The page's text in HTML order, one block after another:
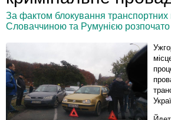
За фактом блокування транспортних
Словаччиною та Румунією